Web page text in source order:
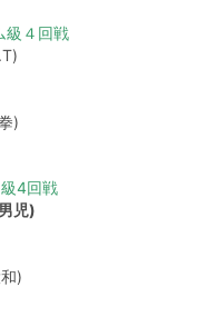
４回戦
)
4回戦
児)
)